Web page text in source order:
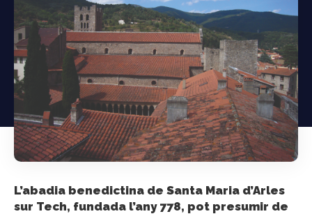
L’abadia benedictina de Santa Maria d’Arles
sur Tech, fundada l’any 778, pot presumir de